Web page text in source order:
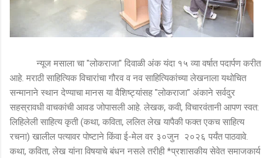
न्यूज मसाला चा "लोकराजा" दिवाळी अंक यंदा १५ व्या वर्षात पदार्पण करीत
आहे. मराठी साहित्यिक विचारांचा गौरव व नव साहित्यिकांच्या लेखनाला यथोचित
सन्मानाने स्थान देण्याचा मानस या वैशिष्ट्यांसह "लोकराजा" अंकाने सर्वदुर
सहस्रावधी वाचकांची आवड जोपासली आहे. लेखक, कवी, विचारवंतानी आपण स्वत:
लिहिलेली साहित्य कृती (कथा, कविता, ललित लेख यापैकी फक्त एकच साहित्य
रचना) खालील पत्यावर पोष्टाने किंवा ई-मेल वर ३०जुन २०२६ पर्यंत पाठवावे.
कथा, कविता, लेख यांना विषयाचे बंधन नसले तरीही *प्रशासकीय सेवेत समाजकार्य